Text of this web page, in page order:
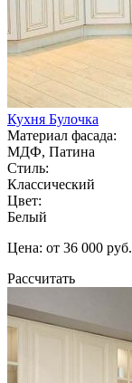
Кухня Булочка
Материал фасада:
МДФ, Патина
Стиль:
Классический
Цвет:
Белый
Цена: от 36 000 руб.
Рассчитать